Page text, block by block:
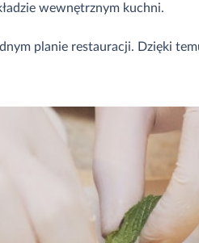
wewnętrznym kuchni.
planie restauracji. Dzięki